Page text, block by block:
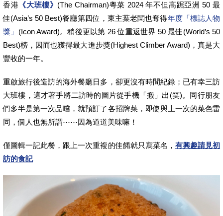
香港 《大班樓》 (The Chairman)粵菜 2024 年不但高踞亞洲 50 最
佳(Asia’s 50 Best)餐廳第四位，東主葉老闆也奪得年度「標誌人物
獎」 (Icon Award)。稍後更以第 26 位重返世界 50 最佳(World’s 50
Best)榜，因而也獲得最大進步獎(Highest Climber Award)，真是大
豐收的一年。
重啟旅行後造訪的海外餐廳日多，卻更沒有時間紀錄；已有幸三訪
大班樓，這才著手將二訪時的圖片從手機「搬」出(笑)。同行朋友
們多半是第一次品嚐，就預訂了各招牌菜，即使與上一次的菜色雷
同，個人也無所謂⋯⋯因為道道美味嘛！
僅圖輯一記此餐，跟上一次重複的佳餚就只寫菜名， 有興趣請見初
訪的食記